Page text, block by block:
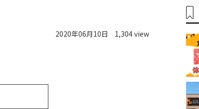
2020年06月10日 1,304 view